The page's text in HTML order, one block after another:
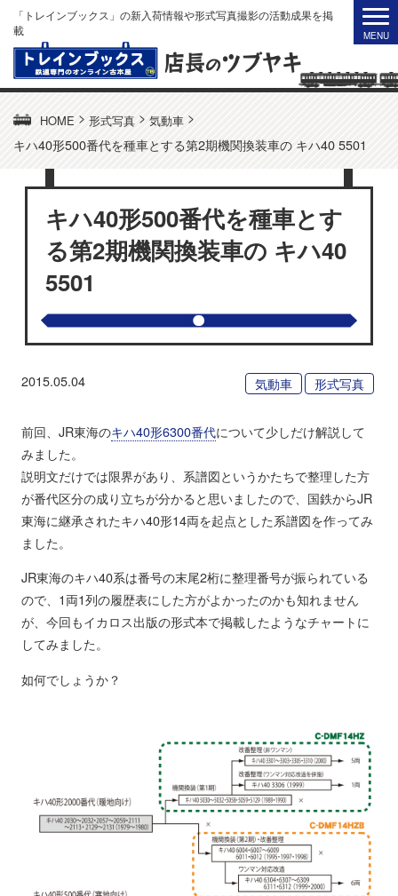
「トレインブックス」の新入荷情報や形式写真撮影の活動成果を掲
載
HOME > 形式写真 > 気動車 >
キハ40形500番代を種車とする第2期機関換装車の キハ40 5501
キハ40形500番代を種車とす
る第2期機関換装車の キハ40
5501
2015.05.04 気動車 形式写真
前回、JR東海のキハ40形6300番代について少しだけ解説して
みました。
説明文だけでは限界があり、系譜図というかたちで整理した方
が番代区分の成り立ちが分かると思いましたので、国鉄からJR
東海に継承されたキハ40形14両を起点とした系譜図を作ってみ
ました。
JR東海のキハ40系は番号の末尾2桁に整理番号が振られている
ので、1両1列の履歴表にした方がよかったのかも知れません
が、今回もイカロス出版の形式本で掲載したようなチャートに
してみました。
如何でしょうか？